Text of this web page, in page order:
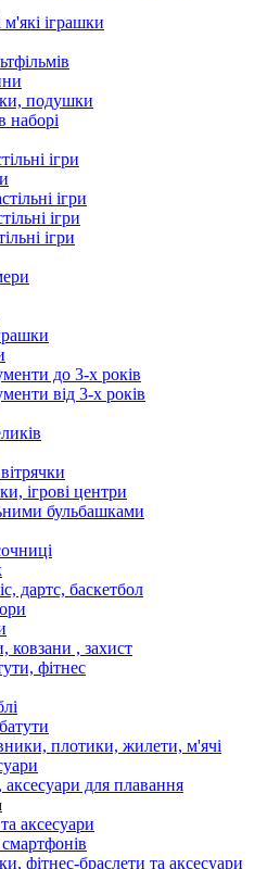
іграшки
подушки
наборі
ігри
ігри
ігри
ігри
до 3-х років
від 3-х років
ігрові центри
бульбашками
дартс, баскетбол
ковзани , захист
фітнес
плотики, жилети, м'ячі
для плавання
аксесуари
фітнес-браслети та аксесуари